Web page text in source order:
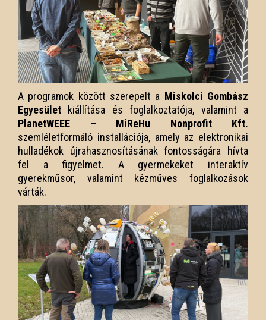
A programok között szerepelt a Miskolci Gombász
Egyesület kiállítása és foglalkoztatója, valamint a
PlanetWEEE – MiReHu Nonprofit Kft.
szemléletformáló installációja, amely az elektronikai
hulladékok újrahasznosításának fontosságára hívta
fel a figyelmet. A gyermekeket interaktív
gyerekműsor, valamint kézműves foglalkozások
várták.